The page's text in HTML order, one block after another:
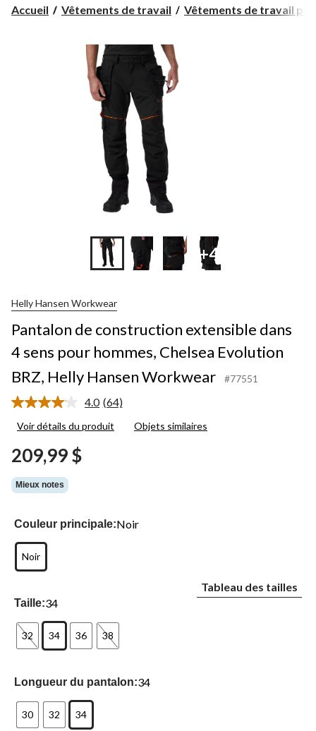
Accueil Vêtements de travail Vêtements de travail
+4
Helly Hansen Workwear
Pantalon de construction extensible dans
4 sens pour hommes, Chelsea Evolution
BRZ, Helly Hansen Workwear
#77551
4.0 Lire
64
(64)
Voir détails du produit Objets similaires
209,99 $
Mieux notes
Couleur principale:Noir
Noir
Taille:34
Tableau des tailles
32 34 36 38
Longueur du pantalon:34
30 32 34